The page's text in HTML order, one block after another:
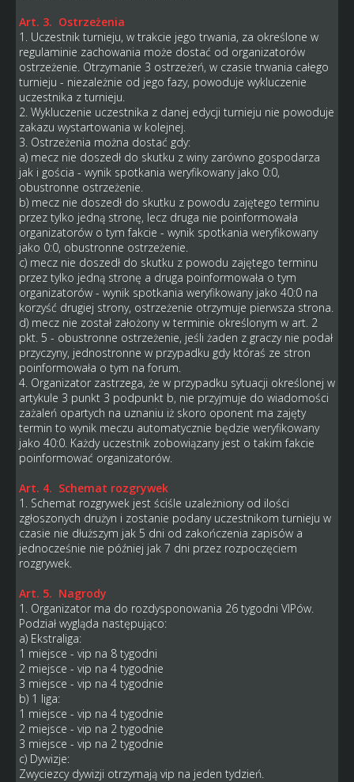
Art. 3. Ostrzeżenia
1. Uczestnik turnieju, w trakcie jego trwania, za określone w
regulaminie zachowania może dostać od organizatorów
ostrzeżenie. Otrzymanie 3 ostrzeżeń, w czasie trwania całego
turnieju - niezależnie od jego fazy, powoduje wykluczenie
uczestnika z turnieju.
2. Wykluczenie uczestnika z danej edycji turnieju nie powoduje
zakazu wystartowania w kolejnej.
3. Ostrzeżenia można dostać gdy:
a) mecz nie doszedł do skutku z winy zarówno gospodarza
jak i gościa - wynik spotkania weryfikowany jako 0:0,
obustronne ostrzeżenie.
b) mecz nie doszedł do skutku z powodu zajętego terminu
przez tylko jedną stronę, lecz druga nie poinformowała
organizatorów o tym fakcie - wynik spotkania weryfikowany
jako 0:0, obustronne ostrzeżenie.
c) mecz nie doszedł do skutku z powodu zajętego terminu
przez tylko jedną stronę a druga poinformowała o tym
organizatorów - wynik spotkania weryfikowany jako 40:0 na
korzyść drugiej strony, ostrzeżenie otrzymuje pierwsza strona.
d) mecz nie został założony w terminie określonym w art. 2
pkt. 5 - obustronne ostrzeżenie, jeśli żaden z graczy nie podał
przyczyny, jednostronne w przypadku gdy któraś ze stron
poinformowała o tym na forum.
4. Organizator zastrzega, że w przypadku sytuacji określonej w
artykule 3 punkt 3 podpunkt b, nie przyjmuje do wiadomości
zażaleń opartych na uznaniu iż skoro oponent ma zajęty
termin to wynik meczu automatycznie będzie weryfikowany
jako 40:0. Każdy uczestnik zobowiązany jest o takim fakcie
poinformować organizatorów.
Art. 4. Schemat rozgrywek
1. Schemat rozgrywek jest ściśle uzależniony od ilości
zgłoszonych drużyn i zostanie podany uczestnikom turnieju w
czasie nie dłuższym jak 5 dni od zakończenia zapisów a
jednocześnie nie później jak 7 dni przez rozpoczęciem
rozgrywek.
Art. 5. Nagrody
1. Organizator ma do rozdysponowania 26 tygodni VIPów.
Podział wygląda następująco:
a) Ekstraliga:
1 miejsce - vip na 8 tygodni
2 miejsce - vip na 4 tygodnie
3 miejsce - vip na 4 tygodnie
b) 1 liga:
1 miejsce - vip na 4 tygodnie
2 miejsce - vip na 2 tygodnie
3 miejsce - vip na 2 tygodnie
c) Dywizje:
Zwyciezcy dywizji otrzymają vip na jeden tydzień.